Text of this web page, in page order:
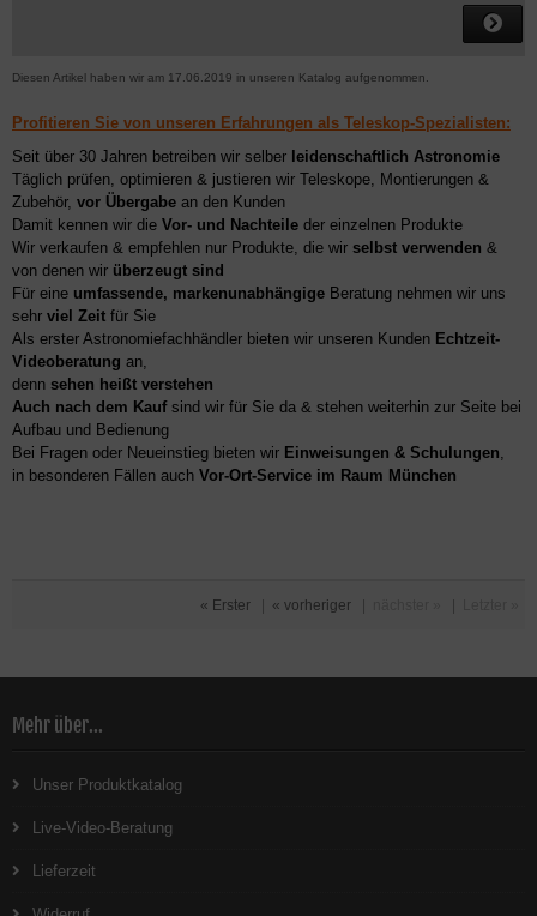
Diesen Artikel haben wir am 17.06.2019 in unseren Katalog aufgenommen.
Profitieren Sie von unseren Erfahrungen als Teleskop-Spezialisten:
Seit über 30 Jahren betreiben wir selber leidenschaftlich Astronomie
Täglich prüfen, optimieren & justieren wir Teleskope, Montierungen &
Zubehör, vor Übergabe an den Kunden
Damit kennen wir die Vor- und Nachteile der einzelnen Produkte
Wir verkaufen & empfehlen nur Produkte, die wir selbst verwenden &
von denen wir überzeugt sind
Für eine umfassende, markenunabhängige Beratung nehmen wir uns
sehr viel Zeit für Sie
Als erster Astronomiefachhändler bieten wir unseren Kunden Echtzeit-
Videoberatung an,
denn sehen heißt verstehen
Auch nach dem Kaufsind wir für Sie da & stehen weiterhin zur Seite bei
Aufbau und Bedienung
Bei Fragen oder Neueinstieg bieten wir Einweisungen & Schulungen
in besonderen Fällen auch Vor-Ort-Service im Raum München
« Erster | « vorheriger | |
Mehr über...
Unser Produktkatalog
Live-Video-Beratung
Lieferzeit